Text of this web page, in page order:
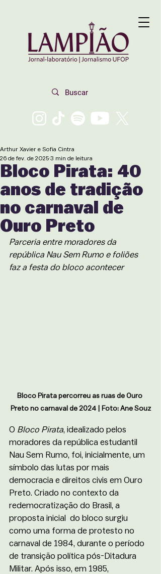
Bloco Pirata: 40
anos de tradição
no carnaval de
Ouro Preto
Arthur Xavier e Sofia Cintra
26 de fev. de 2025 3 min de leitura
Parceria entre moradores da
república Nau Sem Rumo e foliões
faz a festa do bloco acontecer
Bloco Pirata percorreu as ruas de Ouro
Preto no carnaval de 2024 | Foto: Ane Souz
O Bloco Pirata, idealizado pelos
moradores da república estudantil
Nau Sem Rumo, foi, inicialmente, um
símbolo das lutas por mais
democracia e direitos civis em Ouro
Preto. Criado no contexto da
redemocratização do Brasil, a
proposta inicial  do bloco surgiu
como uma forma de protesto no
carnaval de 1984, durante o período
de transição política pós-Ditadura
Militar. Após isso, em 1985,